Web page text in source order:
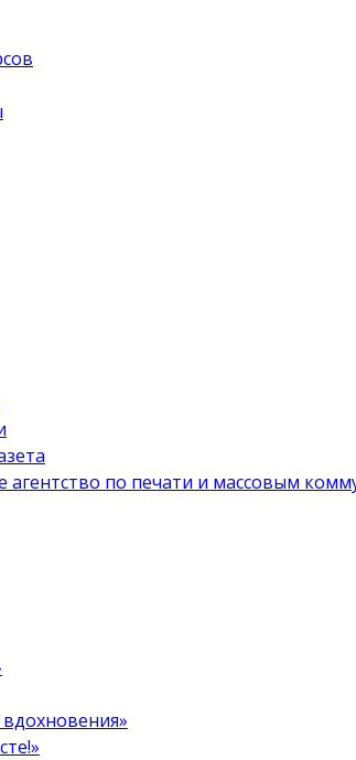
по печати и массовым